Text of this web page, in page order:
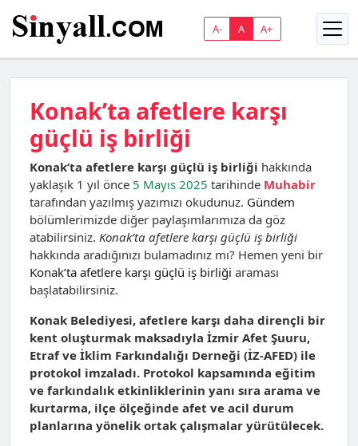
A- A A+
Konak’ta afetlere karşı
güçlü iş birliği
Konak’ta afetlere karşı güçlü iş birliği hakkında
yaklaşık 1 yıl önce 5 Mayıs 2025 tarihinde Muhabir
tarafından yazılmış yazımızı okudunuz. Gündem
bölümlerimizde diğer paylaşımlarımıza da göz
atabilirsiniz. Konak’ta afetlere karşı güçlü iş birliği
hakkında aradığınızı bulamadınız mı? Hemen yeni bir
Konak’ta afetlere karşı güçlü iş birliği araması
başlatabilirsiniz.
Konak Belediyesi, afetlere karşı daha dirençli bir
kent oluşturmak maksadıyla İzmir Afet Şuuru,
Etraf ve İklim Farkındalığı Derneği (İZ-AFED) ile
protokol imzaladı. Protokol kapsamında eğitim
ve farkındalık etkinliklerinin yanı sıra arama ve
kurtarma, ilçe ölçeğinde afet ve acil durum
planlarına yönelik ortak çalışmalar yürütülecek.